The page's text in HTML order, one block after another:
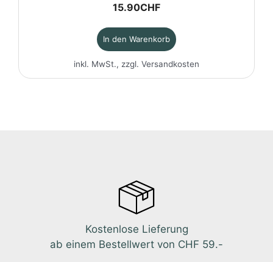
15.90CHF
In den Warenkorb
inkl. MwSt., zzgl. Versandkosten
Kostenlose Lieferung
ab einem Bestellwert von CHF 59.-